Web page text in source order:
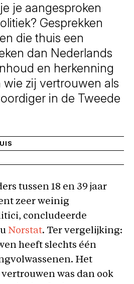
je aangesproken
Gesprekken
die thuis een
dan Nederlands
en herkenning
zij vertrouwen als
in de Tweede
tussen 18 en 39 jaar
zeer weinig
concludeerde
Norstat. Ter vergelijking:
heeft slechts één
Het
was dan ook